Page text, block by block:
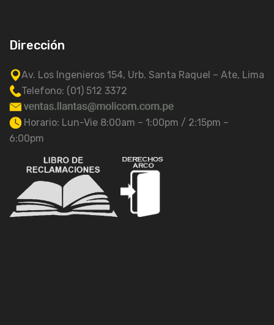
Dirección
Av. Los Ingenieros 154, Urb. Santa Raquel – Ate, Lima
Telefono: (01) 512 3372
Horario: Lun-Vie 8:00am – 1:00pm / 2:15pm –
6:00pm